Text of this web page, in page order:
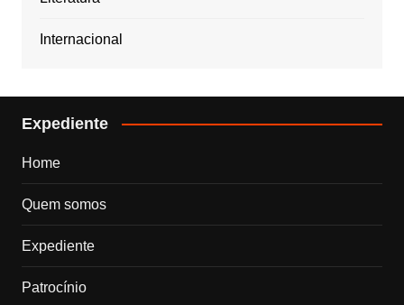
Internacional
Expediente
Home
Quem somos
Expediente
Patrocínio